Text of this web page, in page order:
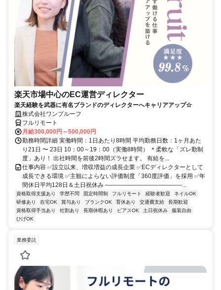
楽天市場中心のEC運営ディレクター
楽天経験を武器に有名ブランドのディレクターへキャリアアップ☆
株式会社ワンプルーフ
フルリモート
月給300,000円～500,000円
勤務時間詳細 実働時間：1日あたり8時間 平均勤務日数：1ヶ月あた
り21日 〜 23日 10：00～19：00（実働8時間） ＊柔軟な「ズレ勤制
度」あり！ 出社時間を前後2時間ズラせます。 有給を...
仕事内容 ✅設立以来、増収増益の成長企業 ✅ECディレクターとして
成長できる環境 ✅主観によらない評価制度「360度評価」を採用 ✅年
間休日平均128日＆土日祝休み ―――――――――――――...
資格取得支援あり 学歴不問 固定時間制 フルリモート 経験者歓迎
ネイルOK
研修あり
在宅OK 賞与あり ブランクOK 育休あり 交通費支給
長期歓迎
資格取得手当あり
社割あり 長期休暇あり ピアスOK 土日祝休み
服装自由
ひげOK
業務委託